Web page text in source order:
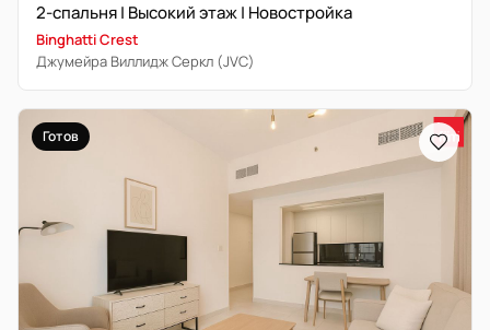
2-спальня | Высокий этаж | Новостройка
Binghatti Crest
Джумейра Виллидж Серкл (JVC)
Готов